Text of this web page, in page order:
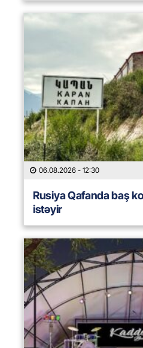
06.08.2026 - 12:30
Rusiya Qafanda baş
istəyir